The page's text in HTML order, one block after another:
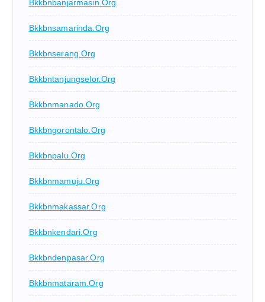
Bkkbnbanjarmasin.org
Bkkbnsamarinda.org
Bkkbnserang.org
Bkkbntanjungselor.org
Bkkbnmanado.org
Bkkbngorontalo.org
Bkkbnpalu.org
Bkkbnmamuju.org
Bkkbnmakassar.org
Bkkbnkendari.org
Bkkbndenpasar.org
Bkkbnmataram.org